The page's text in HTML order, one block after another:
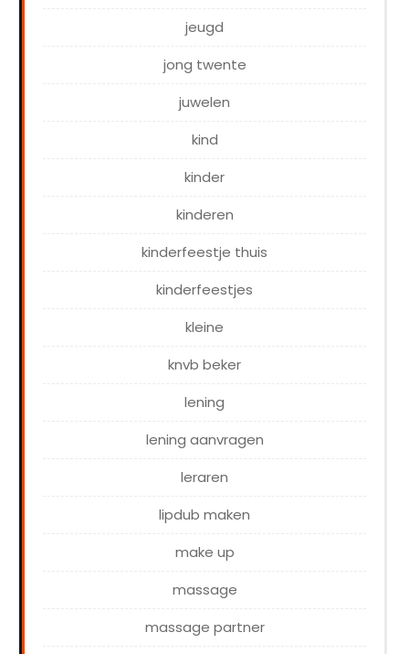
jeugd
jong twente
juwelen
kind
kinder
kinderen
kinderfeestje thuis
kinderfeestjes
kleine
knvb beker
lening
lening aanvragen
leraren
lipdub maken
make up
massage
massage partner